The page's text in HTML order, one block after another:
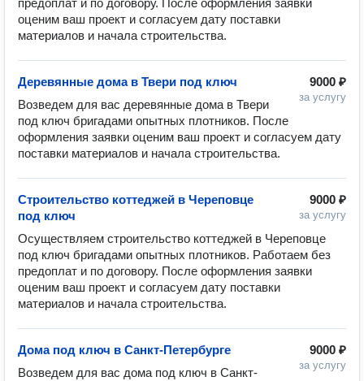
предоплат и по договору. После оформления заявки
оценим ваш проект и согласуем дату поставки
9000 ₽
за услугу
Деревянные дома в Твери под ключ
Возведем для вас деревянные дома в Твери
под ключ бригадами опытных плотников. После
оформления заявки оценим ваш проект и согласуем дату
9000 ₽
за услугу
Строительство коттеджей в Череповце
под ключ
Осуществляем строительство коттеджей в Череповце
под ключ бригадами опытных плотников. Работаем без
предоплат и по договору. После оформления заявки
оценим ваш проект и согласуем дату поставки
9000 ₽
за услугу
Дома под ключ в Санкт-Петербурге
Возведем для вас дома под ключ в Санкт-